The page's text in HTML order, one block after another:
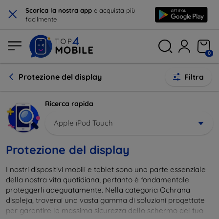
× Scarica la nostra app e acquista più
facilmente
0
Protezione del display Filtra
Ricerca rapida
Apple iPod Touch
Protezione del display
I nostri dispositivi mobili e tablet sono una parte essenziale
della nostra vita quotidiana, pertanto è fondamentale
proteggerli adeguatamente. Nella categoria Ochrana
displeja, troverai una vasta gamma di soluzioni progettate
per garantire la massima sicurezza dello schermo del tuo